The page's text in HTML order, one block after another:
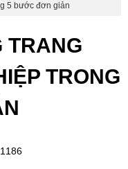
5 bước đơn giản
TRANG
TRONG
1186